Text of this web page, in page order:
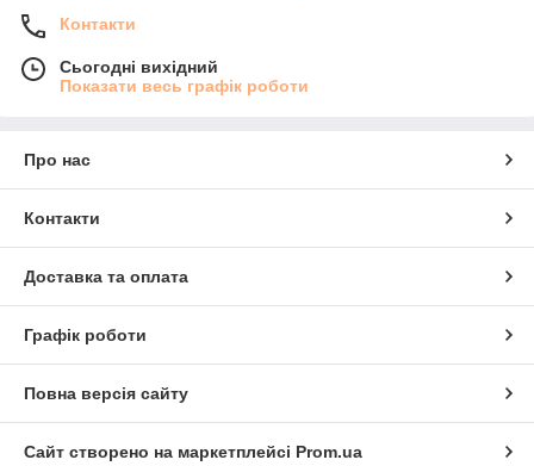
Контакти
Сьогодні вихідний
Показати весь графік роботи
Про нас
Контакти
Доставка та оплата
Графік роботи
Повна версія сайту
Сайт створено на маркетплейсі Prom.ua